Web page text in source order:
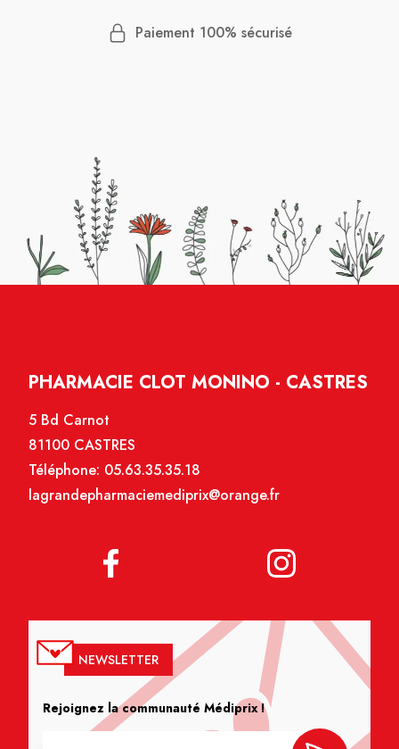
Paiement 100% sécurisé
PHARMACIE CLOT MONINO - CASTRES
5 Bd Carnot
81100 CASTRES
Téléphone: 05.63.35.35.18
lagrandepharmaciemediprix@orange.fr
NEWSLETTER
Rejoignez la communauté Médiprix !